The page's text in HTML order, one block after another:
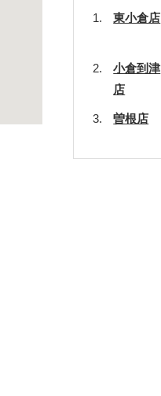
東小倉店
小倉到津
店
曽根店